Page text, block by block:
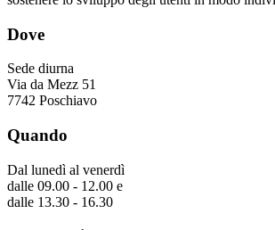
Dove
Sede diurna
Via da Mezz 51
7742 Poschiavo
Quando
Dal lunedì al venerdì
dalle 09.00 - 12.00 e
dalle 13.30 - 16.30